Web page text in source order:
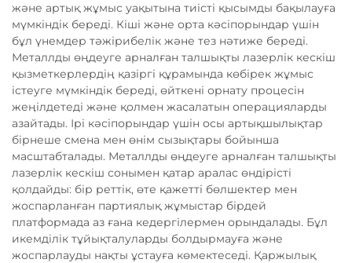
және артық жұмыс уақытына тиісті қысымды бақылауға
мүмкіндік береді. Кіші және орта кәсіпорындар үшін
бұл үнемдер тәжірибелік және тез нәтиже береді.
Металлды өңдеуге арналған талшықты лазерлік кескіш
қызметкерлердің қазіргі құрамында көбірек жұмыс
істеуге мүмкіндік береді, өйткені орнату процесін
жеңілдетеді және қолмен жасалатын операцияларды
азайтады. Ірі кәсіпорындар үшін осы артықшылықтар
бірнеше смена мен өнім сызықтары бойынша
масштабталады. Металлды өңдеуге арналған талшықты
лазерлік кескіш сонымен қатар аралас өндірісті
қолдайды: бір реттік, өте қажетті бөлшектер мен
жоспарланған партиялық жұмыстар бірдей
платформада аз ғана кедергілермен орындалады. Бұл
икемділік тұйықталуларды болдырмауға және
жоспарлауды нақты ұстауға көмектеседі. Қаржылық